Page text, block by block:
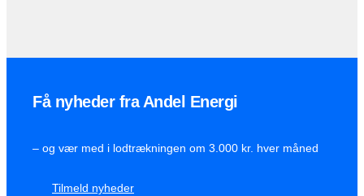
Få nyheder fra Andel Energi
– og vær med i lodtrækningen om 3.000 kr. hver måned
Tilmeld nyheder